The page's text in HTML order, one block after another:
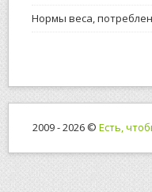
Нормы веса,
2009 - 2026 © Есть,